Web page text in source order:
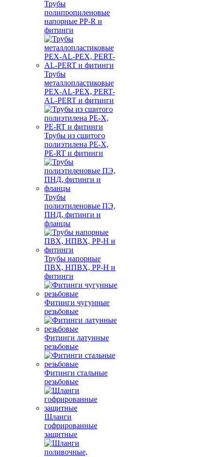
Трубы
полипропиленовые
напорные PP-R и
фитинги
Трубы
металлопластиковые
PEX-AL-PEX, PERT-
AL-PERT и фитинги
Трубы из сшитого
полиэтилена PE-X,
PE-RT и фитинги
Трубы
полиэтиленовые ПЭ,
ПНД, фитинги и
фланцы
Трубы напорные
ПВХ, НПВХ, PP-H и
фитинги
Фитинги чугунные
резьбовые
Фитинги латунные
резьбовые
Фитинги стальные
резьбовые
Шланги
гофрированные
защитные